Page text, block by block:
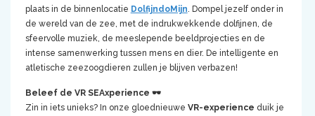
plaats in de binnenlocatie DolfijndoMijn . Dompel jezelf onder in
de wereld van de zee, met de indrukwekkende dolfijnen, de
sfeervolle muziek, de meeslepende beeldprojecties en de
intense samenwerking tussen mens en dier. De intelligente en
atletische zeezoogdieren zullen je blijven verbazen!
Beleef de VR SEAxperience 🕶️
Zin in iets unieks? In onze gloednieuwe VR-experience duik je